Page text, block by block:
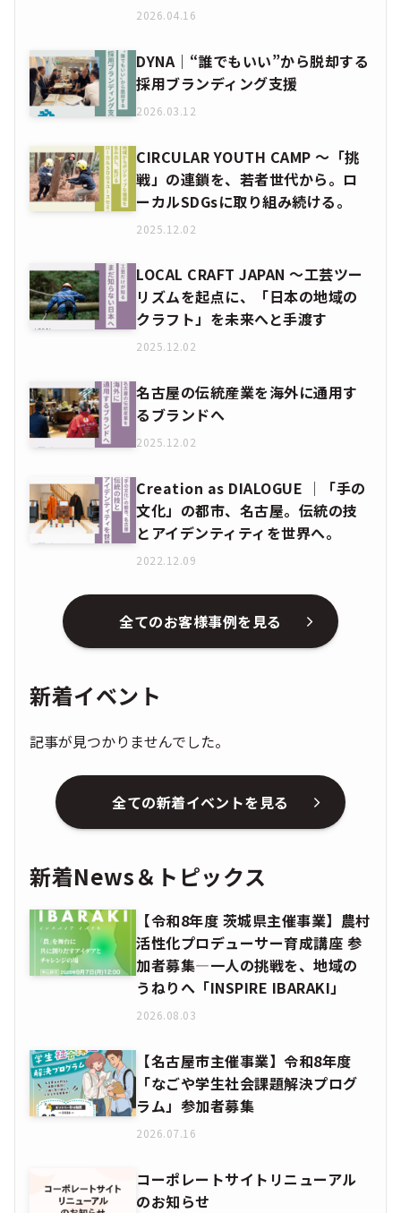
2026.04.16
DYNA｜“誰でもいい”から脱却する
採用ブランディング支援
2026.03.12
CIRCULAR YOUTH CAMP ～「挑
戦」の連鎖を、若者世代から。ロ
ーカルSDGsに取り組み続ける。
2025.12.02
LOCAL CRAFT JAPAN ～工芸ツー
リズムを起点に、「日本の地域の
クラフト」を未来へと手渡す
2025.12.02
名古屋の伝統産業を海外に通用す
るブランドへ
2025.12.02
Creation as DIALOGUE │「手の
文化」の都市、名古屋。伝統の技
とアイデンティティを世界へ。
2022.12.09
全てのお客様事例を見る
新着イベント
記事が見つかりませんでした。
全ての新着イベントを見る
新着News＆トピックス
【令和8年度 茨城県主催事業】農村
活性化プロデューサー育成講座 参
加者募集―一人の挑戦を、地域の
うねりへ「INSPIRE IBARAKI」
2026.08.03
【名古屋市主催事業】令和8年度
「なごや学生社会課題解決プログ
ラム」参加者募集
2026.07.16
コーポレートサイトリニューアル
のお知らせ